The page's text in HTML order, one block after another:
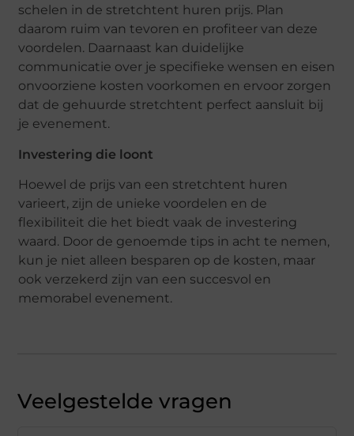
schelen in de stretchtent huren prijs. Plan
daarom ruim van tevoren en profiteer van deze
voordelen. Daarnaast kan duidelijke
communicatie over je specifieke wensen en eisen
onvoorziene kosten voorkomen en ervoor zorgen
dat de gehuurde stretchtent perfect aansluit bij
je evenement.
Investering die loont
Hoewel de prijs van een stretchtent huren
varieert, zijn de unieke voordelen en de
flexibiliteit die het biedt vaak de investering
waard. Door de genoemde tips in acht te nemen,
kun je niet alleen besparen op de kosten, maar
ook verzekerd zijn van een succesvol en
memorabel evenement.
Veelgestelde vragen